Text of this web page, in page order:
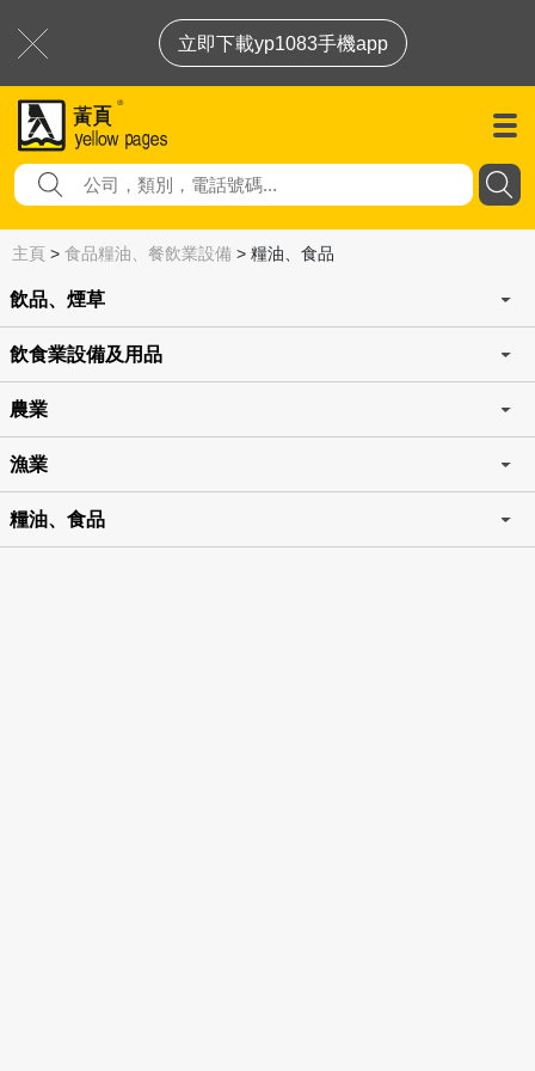
立即下載yp1083手機app
主頁 > 食品糧油、餐飲業設備 > 糧油、食品
飲品、煙草
飲食業設備及用品
農業
漁業
糧油、食品